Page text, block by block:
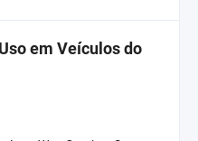
em Veículos do